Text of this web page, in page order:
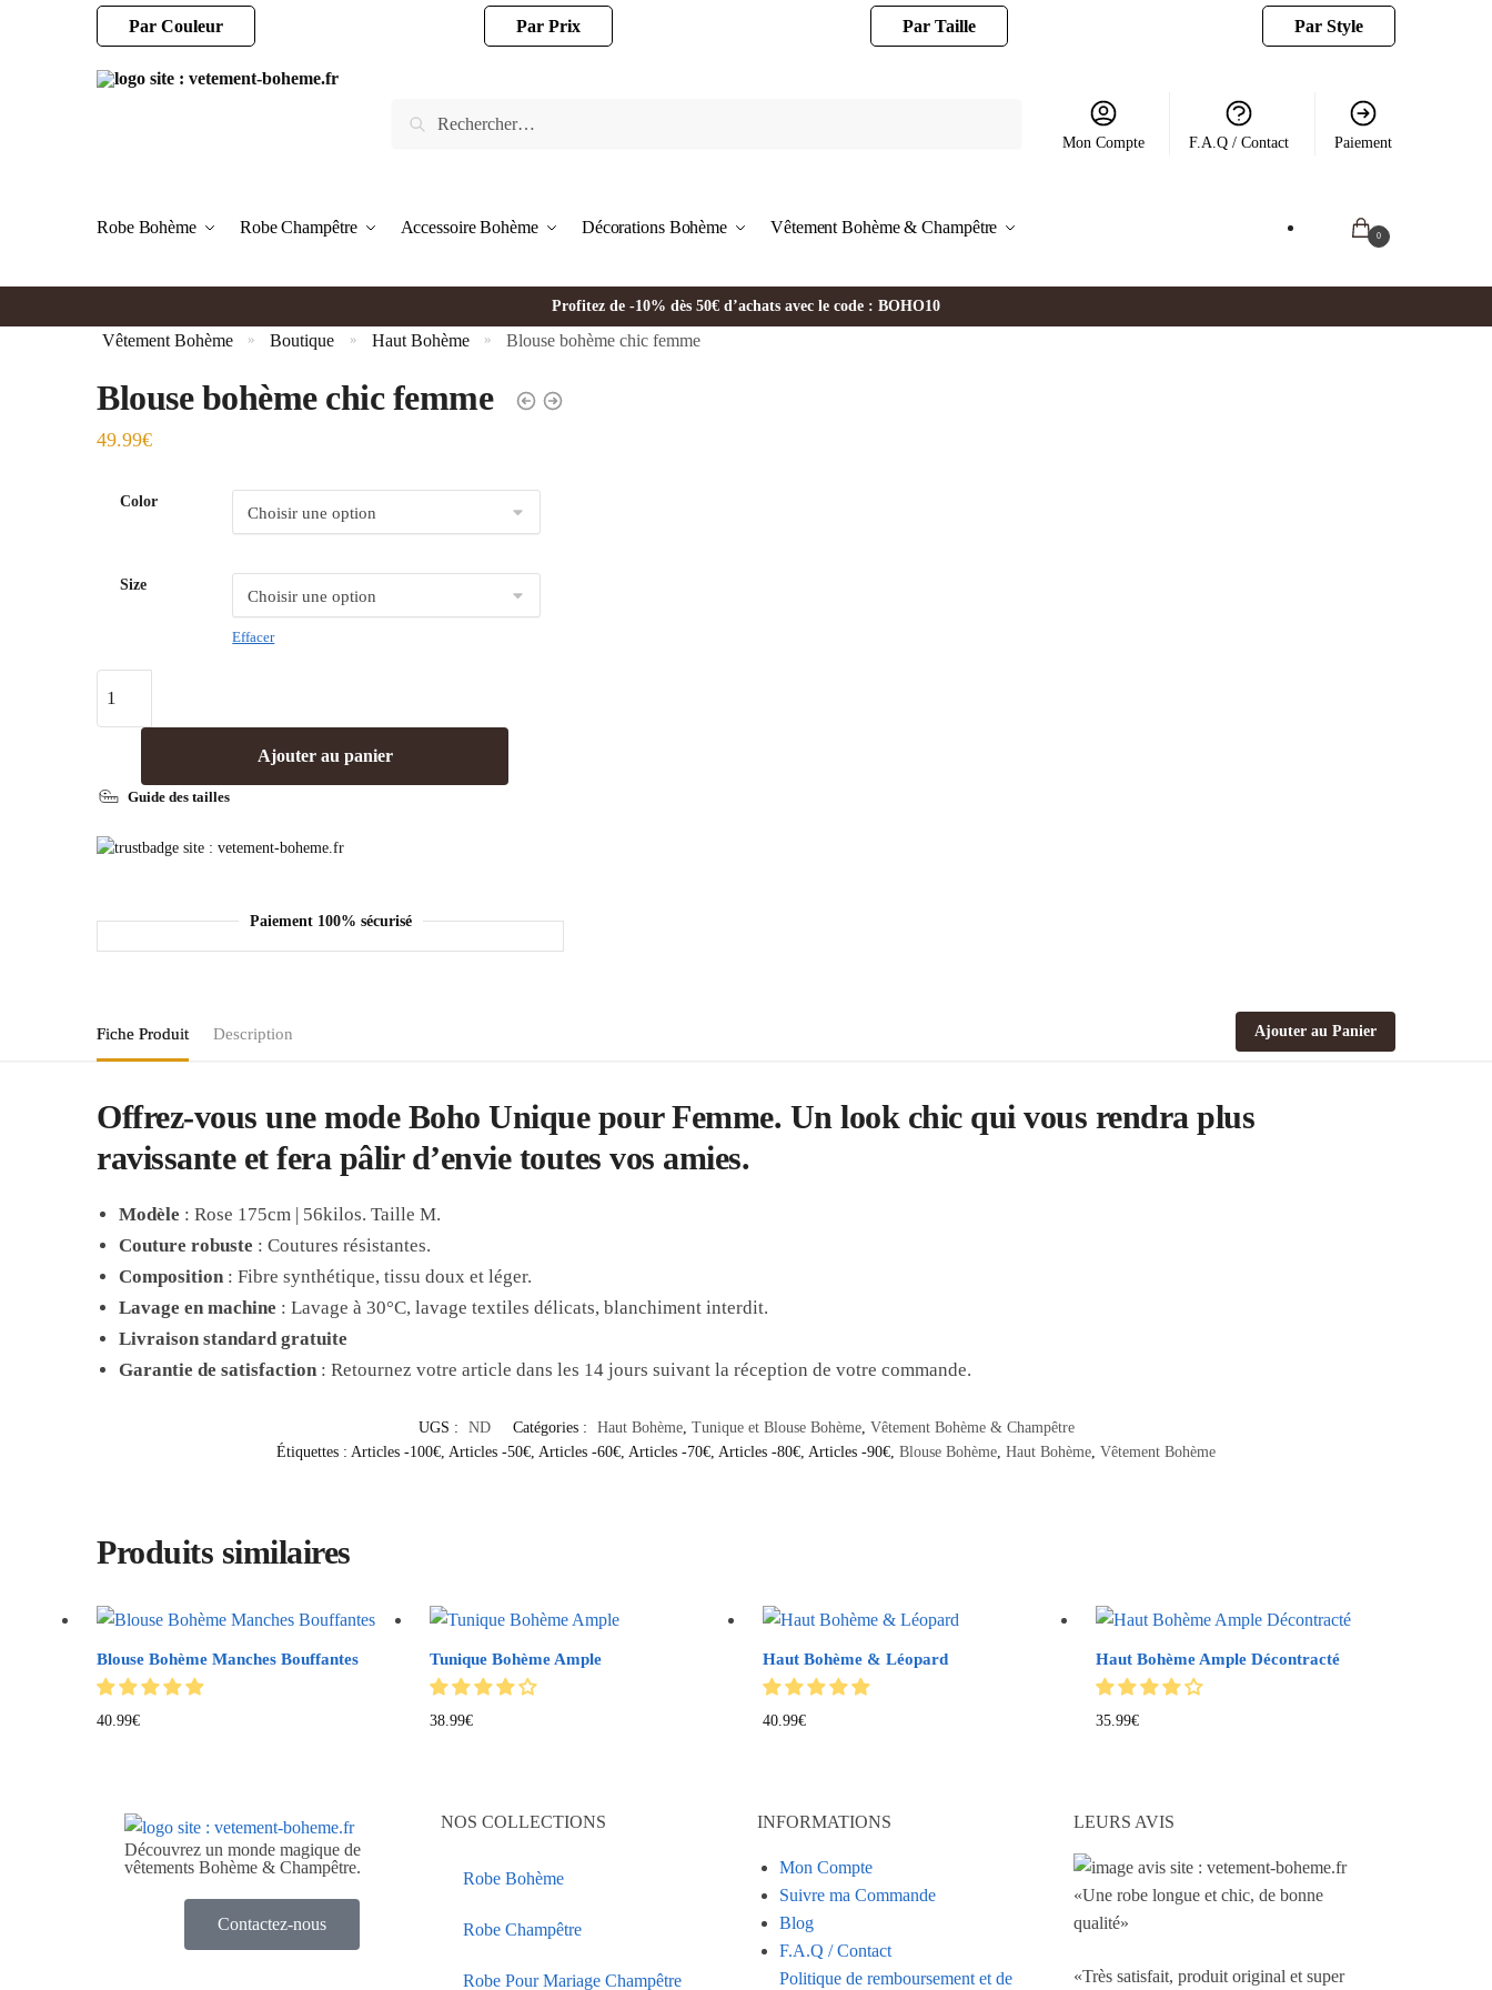
Par Couleur Par Prix Par Taille Par Style
Mon Compte F.A.Q / Contact Paiement
Robe Bohème Robe Champêtre Accessoire Bohème Décorations Bohème Vêtement Bohème & Champêtre 0
Profitez de -10% dès 50€ d’achats avec le code : BOHO10
Vêtement Bohème » Boutique » Haut Bohème » Blouse bohème chic femme
Blouse bohème chic femme
49.99€
Color
Size
Effacer
Ajouter au panier
Guide des tailles
Paiement 100% sécurisé
Fiche Produit Description Ajouter au Panier
Offrez-vous unemode Boho Uniquepour Femme. Un look chic qui vous rendra plus
ravissante et fera pâlir d’envie toutes vos amies.
Modèle : Rose 175cm | 56kilos. Taille M.
Couture robuste : Coutures résistantes.
Composition : Fibre synthétique, tissu doux et léger.
Lavage en machine : Lavage à 30°C, lavage textiles délicats, blanchiment interdit.
Livraison standard gratuite
Garantie de satisfaction : Retournez votre article dans les 14 jours suivant la réception de votre commande.
UGS : ND Catégories : Haut Bohème, Tunique et Blouse Bohème, Vêtement Bohème & Champêtre
Étiquettes : Articles -100€ Articles -50€ Articles -60€ Articles -70€ Articles -80€ Articles -90€ Blouse Bohème Haut Bohème Vêtement Bohème
Produits similaires
Blouse Bohème Manches Bouffantes
40.99€
Tunique Bohème Ample
38.99€
Haut Bohème & Léopard
40.99€
Haut Bohème Ample Décontracté
35.99€
Découvrez un monde magique de
vêtements Bohème & Champêtre.
Contactez-nous
NOS COLLECTIONS
Robe Bohème
Robe Champêtre
Robe Pour Mariage Champêtre
INFORMATIONS
Mon Compte
Suivre ma Commande
Blog
F.A.Q / Contact
Politique de remboursement et de
LEURS AVIS
«Une robe longue et chic, de bonne
qualité»
«Très satisfait, produit original et super